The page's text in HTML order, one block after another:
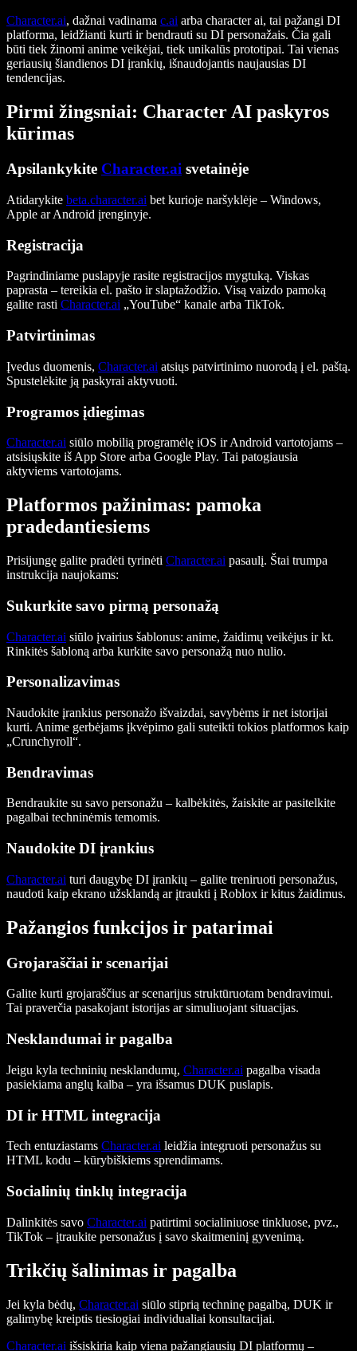
Character.ai, dažnai vadinama c.ai arba character ai, tai pažangi DI
platforma, leidžianti kurti ir bendrauti su DI personažais. Čia gali
būti tiek žinomi anime veikėjai, tiek unikalūs prototipai. Tai vienas
geriausių šiandienos DI įrankių, išnaudojantis naujausias DI
tendencijas.
Pirmi žingsniai: Character AI paskyros
kūrimas
Apsilankykite Character.ai svetainėje
Atidarykite beta.character.ai bet kurioje naršyklėje – Windows,
Apple ar Android įrenginyje.
Registracija
Pagrindiniame puslapyje rasite registracijos mygtuką. Viskas
paprasta – tereikia el. pašto ir slaptažodžio. Visą vaizdo pamoką
galite rasti Character.ai „YouTube“ kanale arba TikTok.
Patvirtinimas
Įvedus duomenis, Character.ai atsiųs patvirtinimo nuorodą į el. paštą.
Spustelėkite ją paskyrai aktyvuoti.
Programos įdiegimas
Character.ai siūlo mobilią programėlę iOS ir Android vartotojams –
atsisiųskite iš App Store arba Google Play. Tai patogiausia
aktyviems vartotojams.
Platformos pažinimas: pamoka
pradedantiesiems
Prisijungę galite pradėti tyrinėti Character.ai pasaulį. Štai trumpa
instrukcija naujokams:
Sukurkite savo pirmą personažą
Character.ai siūlo įvairius šablonus: anime, žaidimų veikėjus ir kt.
Rinkitės šabloną arba kurkite savo personažą nuo nulio.
Personalizavimas
Naudokite įrankius personažo išvaizdai, savybėms ir net istorijai
kurti. Anime gerbėjams įkvėpimo gali suteikti tokios platformos kaip
„Crunchyroll“.
Bendravimas
Bendraukite su savo personažu – kalbėkitės, žaiskite ar pasitelkite
pagalbai techninėmis temomis.
Naudokite DI įrankius
Character.ai turi daugybę DI įrankių – galite treniruoti personažus,
naudoti kaip ekrano užsklandą ar įtraukti į Roblox ir kitus žaidimus.
Pažangios funkcijos ir patarimai
Grojaraščiai ir scenarijai
Galite kurti grojaraščius ar scenarijus struktūruotam bendravimui.
Tai praverčia pasakojant istorijas ar simuliuojant situacijas.
Nesklandumai ir pagalba
Jeigu kyla techninių nesklandumų, Character.ai pagalba visada
pasiekiama anglų kalba – yra išsamus DUK puslapis.
DI ir HTML integracija
Tech entuziastams Character.ai leidžia integruoti personažus su
HTML kodu – kūrybiškiems sprendimams.
Socialinių tinklų integracija
Dalinkitės savo Character.ai patirtimi socialiniuose tinkluose, pvz.,
TikTok – įtraukite personažus į savo skaitmeninį gyvenimą.
Trikčių šalinimas ir pagalba
Jei kyla bėdų, Character.ai siūlo stiprią techninę pagalbą, DUK ir
galimybę kreiptis tiesiogiai individualiai konsultacijai.
Character.ai išsiskiria kaip viena pažangiausių DI platformų –